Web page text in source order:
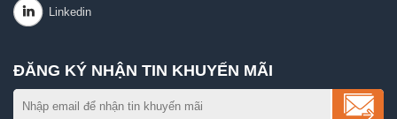
ĐĂNG KÝ NHẬN TIN KHUYẾN MÃI